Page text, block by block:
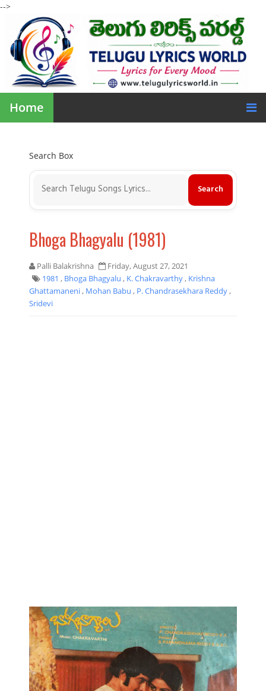
-->
Home
Search Box
Bhoga Bhagyalu (1981)
Palli Balakrishna
Friday, August 27, 2021
1981 , Bhoga Bhagyalu , K. Chakravarthy, Krishna
Ghattamaneni, Mohan Babu , P. Chandrasekhara Reddy,
Sridevi